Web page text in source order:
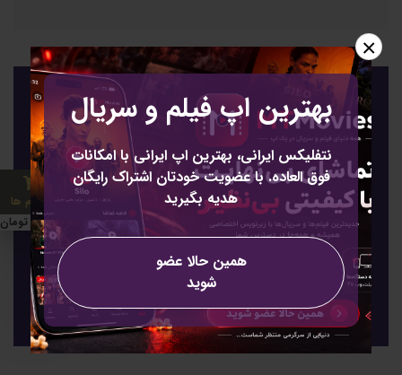
بهترین اپ فیلم و سریال
نتفلیکس ایرانی، بهترین اپ ایرانی با امکانات
فوق العاده. با عضویت خودتان اشتراک رایگان
هدیه بگیرید
همین حالا عضو
شوید
×
عضویت
عضویت برای خبرنامه
50000 تومان